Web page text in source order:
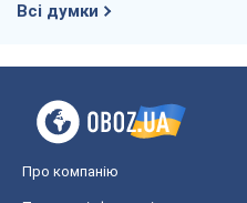
Всі думки
Про компанію